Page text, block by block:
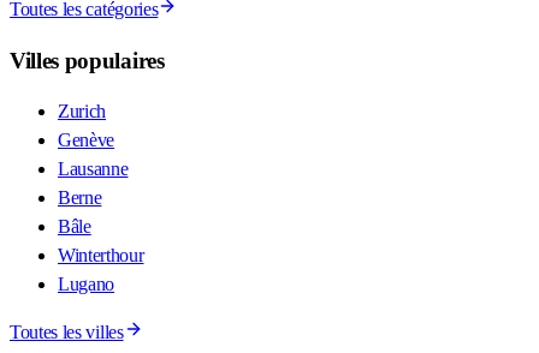
Toutes les catégories
Villes populaires
Zurich
Genève
Lausanne
Berne
Bâle
Winterthour
Lugano
Toutes les villes